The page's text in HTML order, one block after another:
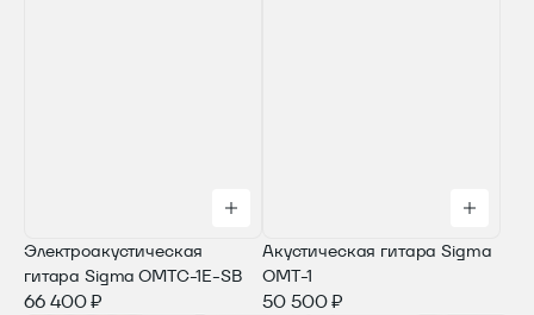
Электроакустическая
гитара Sigma OMTC-1E-SB
66 400 ₽
Акустическая гитара Sigma
OMT-1
50 500 ₽